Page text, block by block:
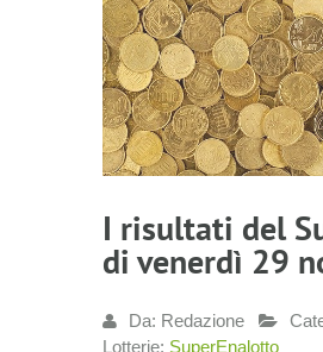
I risultati del
di venerdì 29
Da: Redazione
Lotterie: SuperEnalotto